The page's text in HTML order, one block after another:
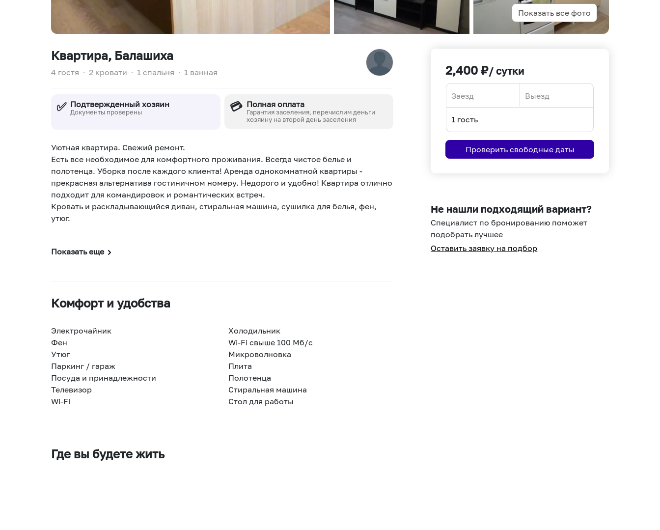
Показать все фото
Квартира, Балашиха
4 гостя ∙ 2 кровати ∙ 1 спальня ∙ 1 ванная
✅ Подтвержденный хозяин
Документы проверены 💳 Полная оплата
Гарантия заселения, перечислим деньги
хозяину на второй день заселения
Уютная квартира. Свежий ремонт.
Есть все необходимое для комфортного проживания. Всегда чистое белье и
полотенца. Уборка после каждого клиента! Аренда однокомнатной квартиры -
прекрасная альтернатива гостиничном номеру. Недорого и удобно! Квартира отлично
подходит для командировок и романтических встреч.
Кровать и раскладывающийся диван, стиральная машина, сушилка для белья, фен,
утюг.
Показать еще
Комфорт и удобства
Электрочайник
Холодильник
Фен
Wi-Fi свыше 100 Мб/с
Утюг
Микроволновка
Паркинг / гараж
Плита
Посуда и принадлежности
Полотенца
Телевизор
Стиральная машина
Wi-Fi
Стол для работы
2,400 ₽/ сутки
forward
interact
with
select
a
date.
the
interact
with
select
a
the
Проверить свободные даты
Не нашли подходящий вариант?
Специалист по бронированию поможет
подобрать лучшее
Оставить заявку на подбор
Где вы будете жить